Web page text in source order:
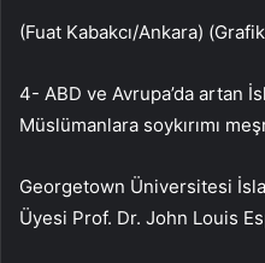
(Fuat Kabakcı/Ankara)
4- ABD ve Avrupa’da artan
Müslümanlara soykırımı
Georgetown Üniversitesi
Üyesi Prof. Dr. John Louis